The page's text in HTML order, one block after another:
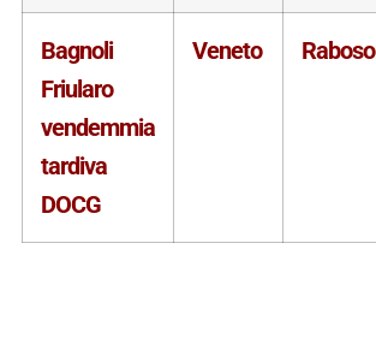
Bagnoli
Friularo
vendemmia
tardiva
DOCG
Veneto Raboso